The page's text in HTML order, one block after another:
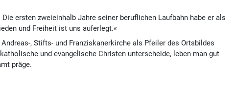
ersten zweieinhalb Jahre seiner beruflichen Laufbahn habe er als
und Freiheit ist uns auferlegt.«
, Stifts- und Franziskanerkirche als Pfeiler des Ortsbildes
und evangelische Christen unterscheide, leben man gut
präge.